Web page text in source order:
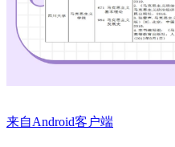
来自Android客户端